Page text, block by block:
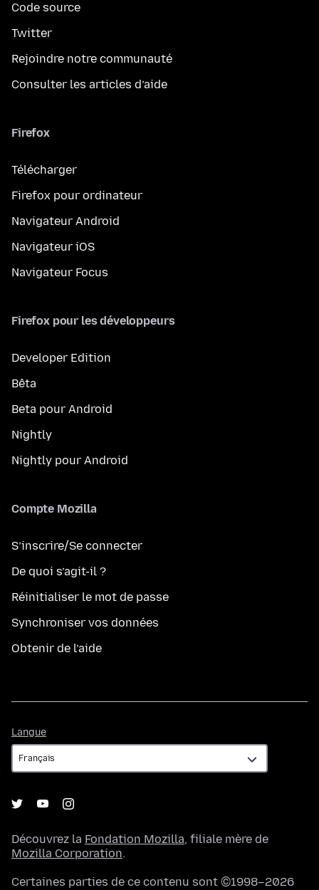
Code source
Twitter
Rejoindre notre communauté
Consulter les articles d’aide
Firefox
Télécharger
Firefox pour ordinateur
Navigateur Android
Navigateur iOS
Navigateur Focus
Firefox pour les développeurs
Developer Edition
Bêta
Beta pour Android
Nightly
Nightly pour Android
Compte Mozilla
S’inscrire/Se connecter
De quoi s’agit-il ?
Réinitialiser le mot de passe
Synchroniser vos données
Obtenir de l’aide
Langue
Découvrez la Fondation Mozilla, filiale mère de
Mozilla Corporation.
Certaines parties de ce contenu sont ©1998–2026